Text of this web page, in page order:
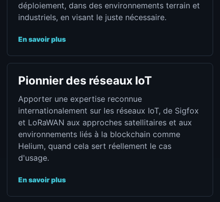
déploiement, dans des environnements terrain et
industriels, en visant le juste nécessaire.
En savoir plus
Pionnier des réseaux IoT
Apporter une expertise reconnue
internationalement sur les réseaux IoT, de Sigfox
et LoRaWAN aux approches satellitaires et aux
environnements liés à la blockchain comme
Helium, quand cela sert réellement le cas
d'usage.
En savoir plus